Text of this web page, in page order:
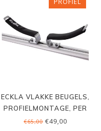
PROFIEL
ECKLA VLAKKE BEUGELS,
PROFIELMONTAGE, PER
SET
€65,00€49,00